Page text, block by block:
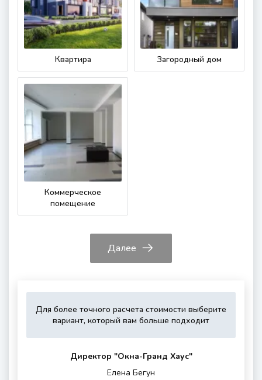
Квартира Загородный дом
Коммерческое
помещение
Далее
Для более точного расчета стоимости выберите
вариант, который вам больше подходитУкажите,
Выберите,
Это
Укажите
Директор "Oкна-Гранд Хаус"
Елена Бегун